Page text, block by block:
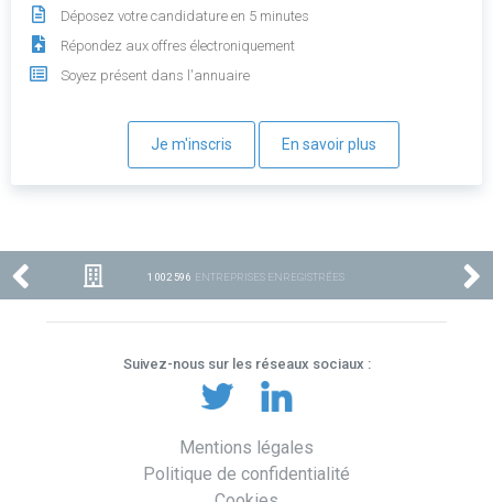
Déposez votre candidature en 5 minutes
Répondez aux offres électroniquement
Soyez présent dans l'annuaire
Je m'inscris En savoir plus
1 002 596 ENTREPRISES ENREGISTRÉES
Suivez-nous sur les réseaux sociaux :
Mentions légales
Politique de confidentialité